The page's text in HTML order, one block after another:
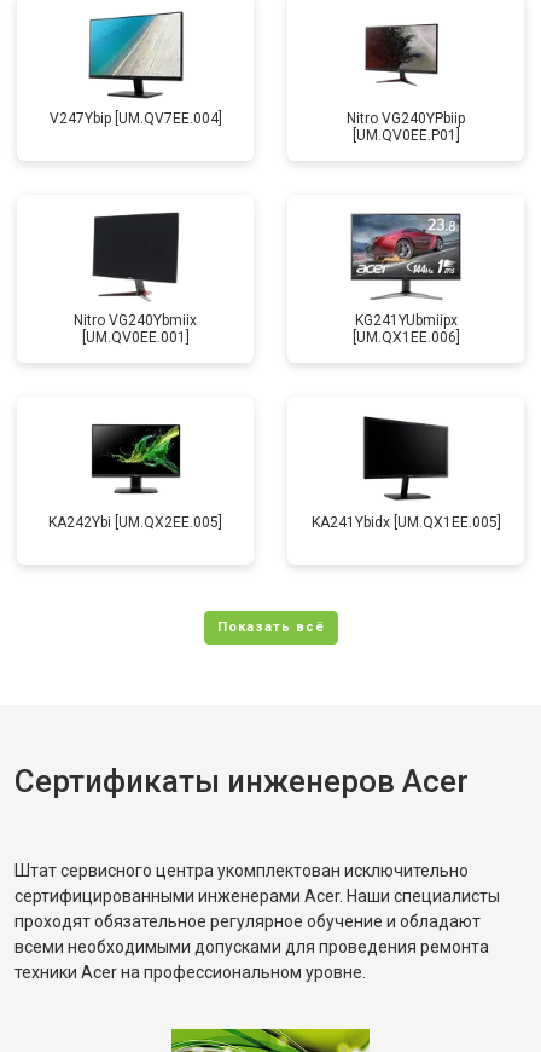
V247Ybip [UM.QV7EE.004]
Nitro VG240YPbiip
[UM.QV0EE.P01]
Nitro VG240Ybmiix
[UM.QV0EE.001]
KG241YUbmiipx
[UM.QX1EE.006]
KA242Ybi [UM.QX2EE.005] KA241Ybidx [UM.QX1EE.005]
Сертификаты инженеров Acer
Штат сервисного центра укомплектован исключительно
сертифицированными инженерами Acer. Наши специалисты
проходят обязательное регулярное обучение и обладают
всеми необходимыми допусками для проведения ремонта
техники Acer на профессиональном уровне.